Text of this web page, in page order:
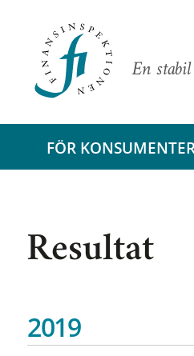
En
FÖR
Resultat
2019